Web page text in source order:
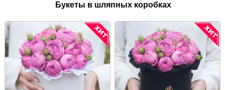
Букеты в шляпных коробках